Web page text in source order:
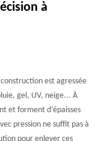
à
est agressée
gel, UV, neige... À
et forment d’épaisses
pression ne suffit pas à
pour enlever ces